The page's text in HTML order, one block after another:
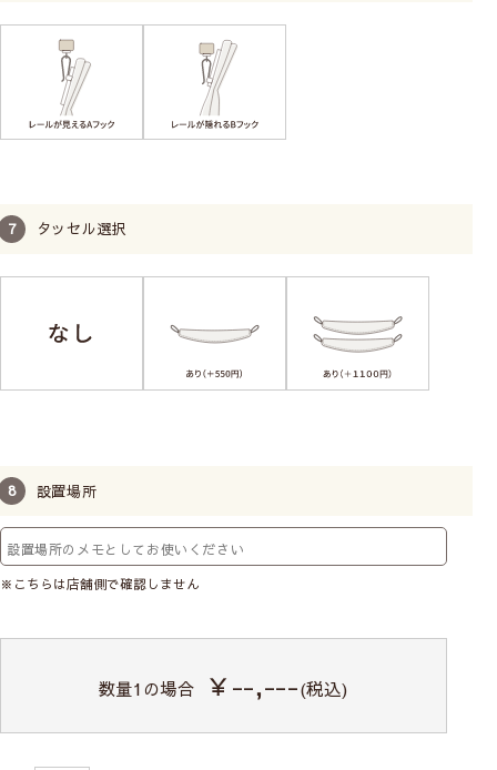
タッセル選択
設置場所
※こちらは店舗側で確認しません
数量1の場合 ￥--,---(税込)